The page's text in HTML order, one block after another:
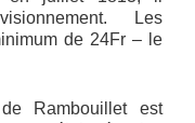
Les
de 24Fr – le
Rambouillet est